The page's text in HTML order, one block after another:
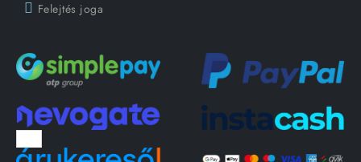
Felejtés joga